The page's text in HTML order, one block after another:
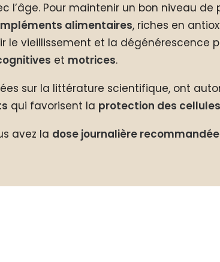
l’âge. Pour maintenir un bon niveau
alimentaires, riches en
vieillissement et la dégénérescence
et motrices.
sur la littérature scientifique, ont
qui favorisent la protection des
avez la dose journalière recommandée